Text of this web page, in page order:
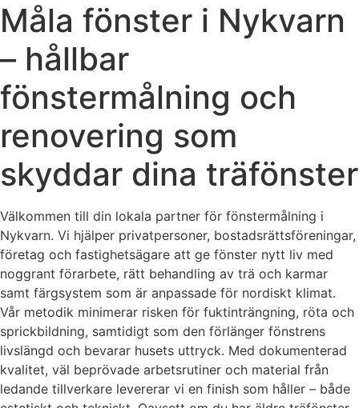
Måla fönster i Nykvarn
– hållbar
fönstermålning och
renovering som
skyddar dina träfönster
Välkommen till din lokala partner för fönstermålning i
Nykvarn. Vi hjälper privatpersoner, bostadsrättsföreningar,
företag och fastighetsägare att ge fönster nytt liv med
noggrant förarbete, rätt behandling av trä och karmar
samt färgsystem som är anpassade för nordiskt klimat.
Vår metodik minimerar risken för fuktinträngning, röta och
sprickbildning, samtidigt som den förlänger fönstrens
livslängd och bevarar husets uttryck. Med dokumenterad
kvalitet, väl beprövade arbetsrutiner och material från
ledande tillverkare levererar vi en finish som håller – både